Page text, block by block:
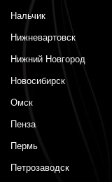
Нальчик
Нижневартовск
Нижний Новгород
Новосибирск
Омск
Пенза
Пермь
Петрозаводск